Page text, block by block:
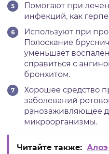
Помогают при
инфекций, как
Используют при
Полоскание
уменьшает
справиться с
бронхитом.
Хорошее средство
заболеваний
ранозаживляющее
микроорганизмы.
Читайте также: